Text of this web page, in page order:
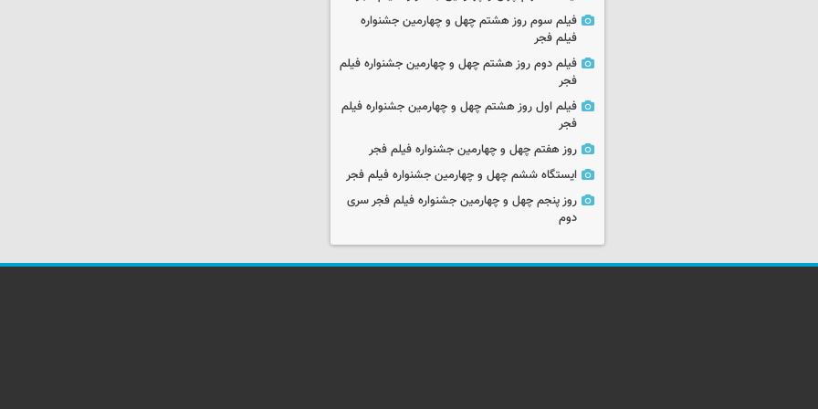
فیلم سوم روز هشتم چهل و چهارمین جشنواره
فیلم فجر
فیلم دوم روز هشتم چهل و چهارمین جشنواره فیلم
فجر
فیلم اول روز هشتم چهل و چهارمین جشنواره فیلم
فجر
روز هفتم چهل و چهارمین جشنواره فیلم فجر
ایستگاه ششم چهل و چهارمین جشنواره فیلم فجر
روز پنجم چهل و چهارمین جشنواره فیلم فجر سری
دوم